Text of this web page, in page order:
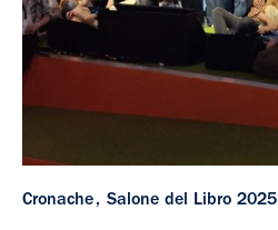
Cronache Salone del Libro 2025